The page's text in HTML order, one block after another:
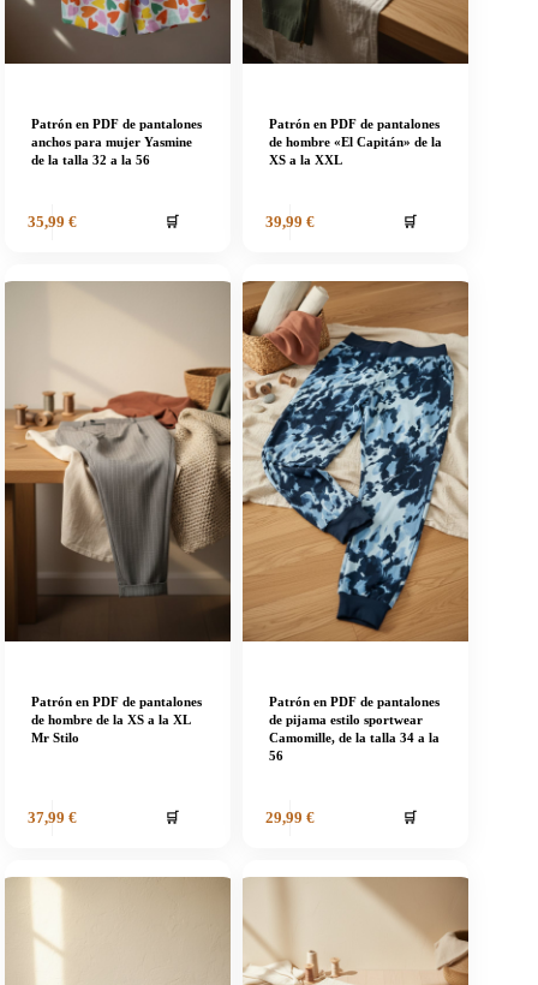
Patrón en PDF de pantalones
anchos para mujer Yasmine
de la talla 32 a la 56
35,99 € 🛒
Patrón en PDF de pantalones
de hombre «El Capitán» de la
XS a la XXL
39,99 € 🛒
Patrón en PDF de pantalones
de hombre de la XS a la XL
Mr Stilo
37,99 € 🛒
Patrón en PDF de pantalones
de pijama estilo sportwear
Camomille, de la talla 34 a la
56
29,99 € 🛒